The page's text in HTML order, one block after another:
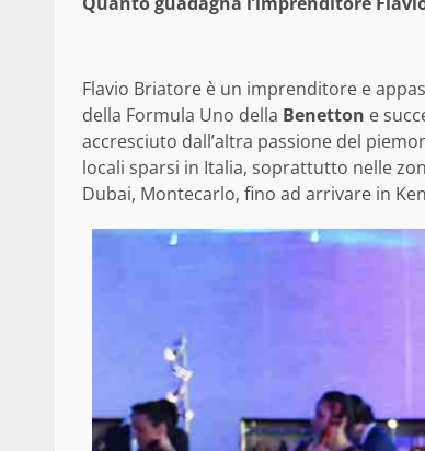
Flavio Briatore è un imprenditore e
della Formula Uno della Benetton e
accresciuto dall’altra passione del
locali sparsi in Italia, soprattutto nelle
Dubai, Montecarlo, fino ad arrivare in